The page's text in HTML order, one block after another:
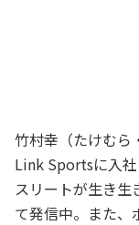
竹村幸（たけむら
Link Sportsに入
スリートが生き生
て発信中。また、